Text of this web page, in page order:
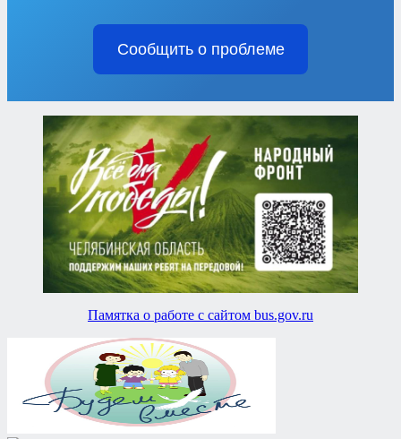
Сообщить о проблеме
Памятка о работе с сайтом bus.gov.ru